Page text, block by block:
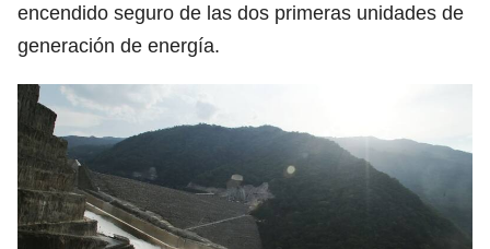
encendido seguro de las dos primeras unidades de
generación de energía.